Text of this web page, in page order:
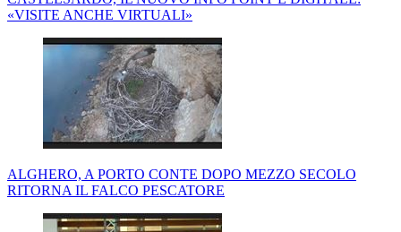
«VISITE ANCHE VIRTUALI»
ALGHERO, A PORTO CONTE DOPO MEZZO SECOLO
RITORNA IL FALCO PESCATORE